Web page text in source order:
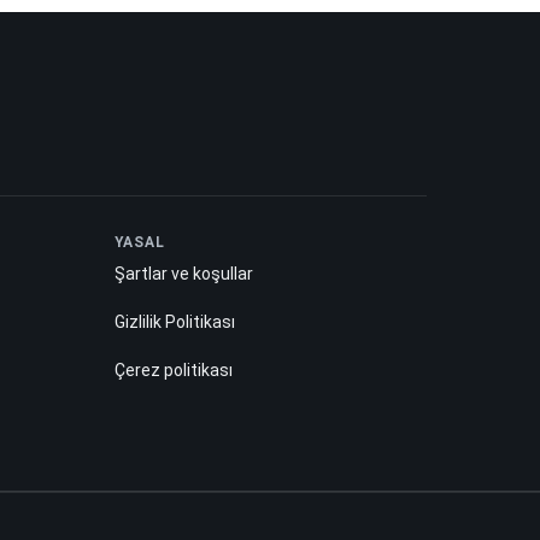
YASAL
Şartlar ve koşullar
Gizlilik Politikası
Çerez politikası